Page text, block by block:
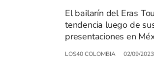
El bailarín del Eras
tendencia luego de
presentaciones en
LOS40 COLOMBIA 02/09/2023